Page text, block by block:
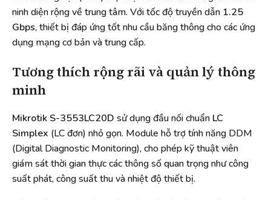
ninh diện rộng về trung tâm. Với tốc độ truyền dẫn 1.25
Gbps, thiết bị đáp ứng tốt nhu cầu băng thông cho các ứng
dụng mạng cơ bản và trung cấp.
Tương thích rộng rãi và quản lý thông
minh
Mikrotik S-3553LC20D sử dụng đầu nối chuẩn LC
Simplex (LC đơn) nhỏ gọn. Module hỗ trợ tính năng DDM
(Digital Diagnostic Monitoring), cho phép kỹ thuật viên
giám sát thời gian thực các thông số quan trọng như công
suất phát, công suất thu và nhiệt độ thiết bị.